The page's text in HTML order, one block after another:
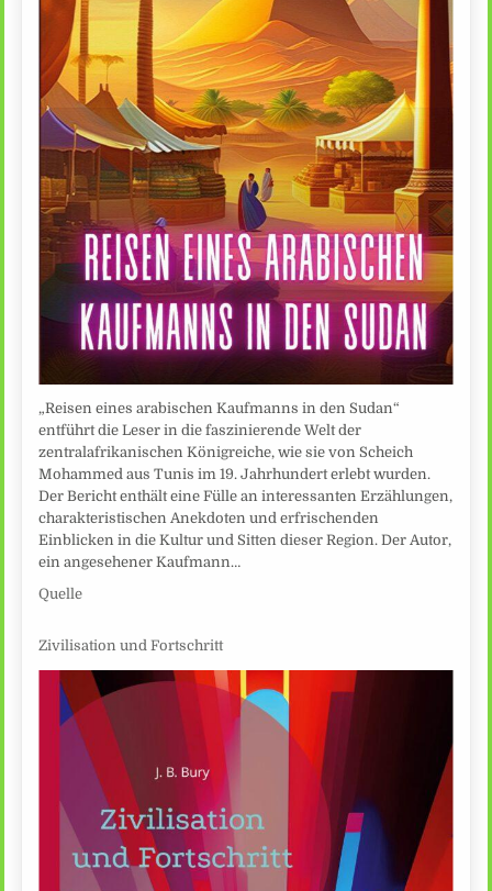
„Reisen eines arabischen Kaufmanns in den Sudan“
entführt die Leser in die faszinierende Welt der
zentralafrikanischen Königreiche, wie sie von Scheich
Mohammed aus Tunis im 19. Jahrhundert erlebt wurden.
Der Bericht enthält eine Fülle an interessanten Erzählungen,
charakteristischen Anekdoten und erfrischenden
Einblicken in die Kultur und Sitten dieser Region. Der Autor,
ein angesehener Kaufmann…
Quelle
Zivilisation und Fortschritt